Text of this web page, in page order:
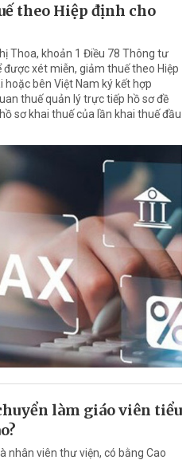
theo Hiệp định cho
Thoa, khoản 1 Điều 78 Thông tư
xét miễn, giảm thuế theo Hiệp
bên Việt Nam ký kết hợp
thuế quản lý trực tiếp hồ sơ đề
sơ khai thuế của lần khai thuế đầu
làm giáo viên tiểu
nhân viên thư viện, có bằng Cao